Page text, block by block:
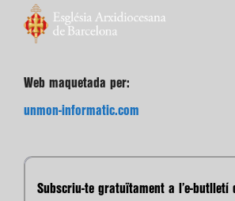
Web maquetada per:
unmon-informatic.com
Subscriu-te gratuïtament a l’e-butlletí